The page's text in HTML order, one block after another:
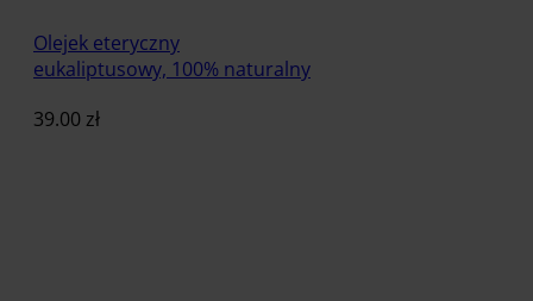
Olejek eteryczny
eukaliptusowy, 100% naturalny
39.00 zł